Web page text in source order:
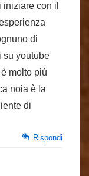
con il
di
su youtube
molto più
noia è la
di
Rispondi